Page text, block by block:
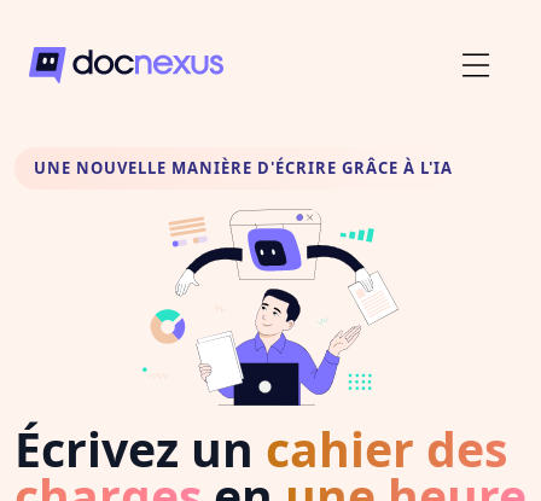
UNE NOUVELLE MANIÈRE D'ÉCRIRE GRÂCE À L'IA
Écrivez un cahier des